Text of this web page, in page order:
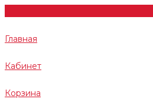
Главная
Кабинет
Корзина